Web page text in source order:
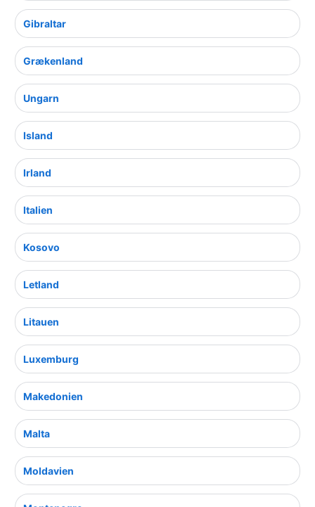
Gibraltar
Grækenland
Ungarn
Island
Irland
Italien
Kosovo
Letland
Litauen
Luxemburg
Makedonien
Malta
Moldavien